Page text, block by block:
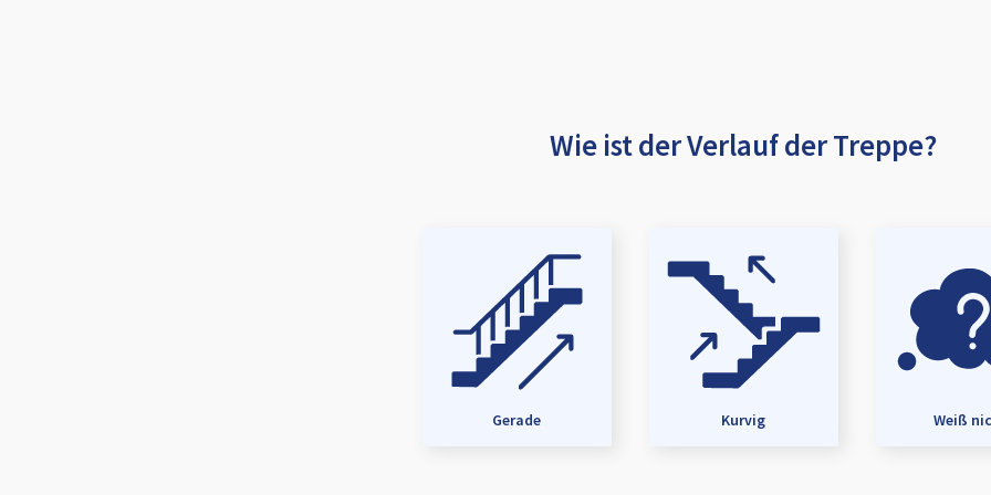
Wie ist der Verlauf der Treppe?
Gerade Kurvig Weiß